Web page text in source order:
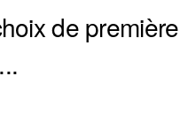
de première